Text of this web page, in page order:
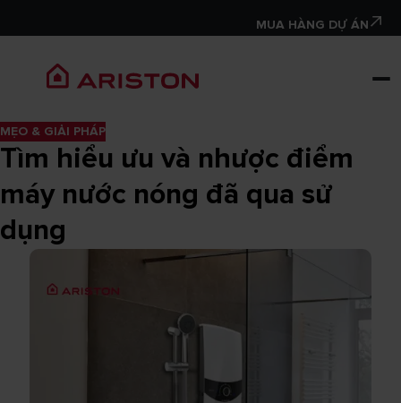
MUA HÀNG DỰ ÁN
MẸO & GIẢI PHÁP
Tìm hiểu ưu và nhược điểm
máy nước nóng đã qua sử
dụng